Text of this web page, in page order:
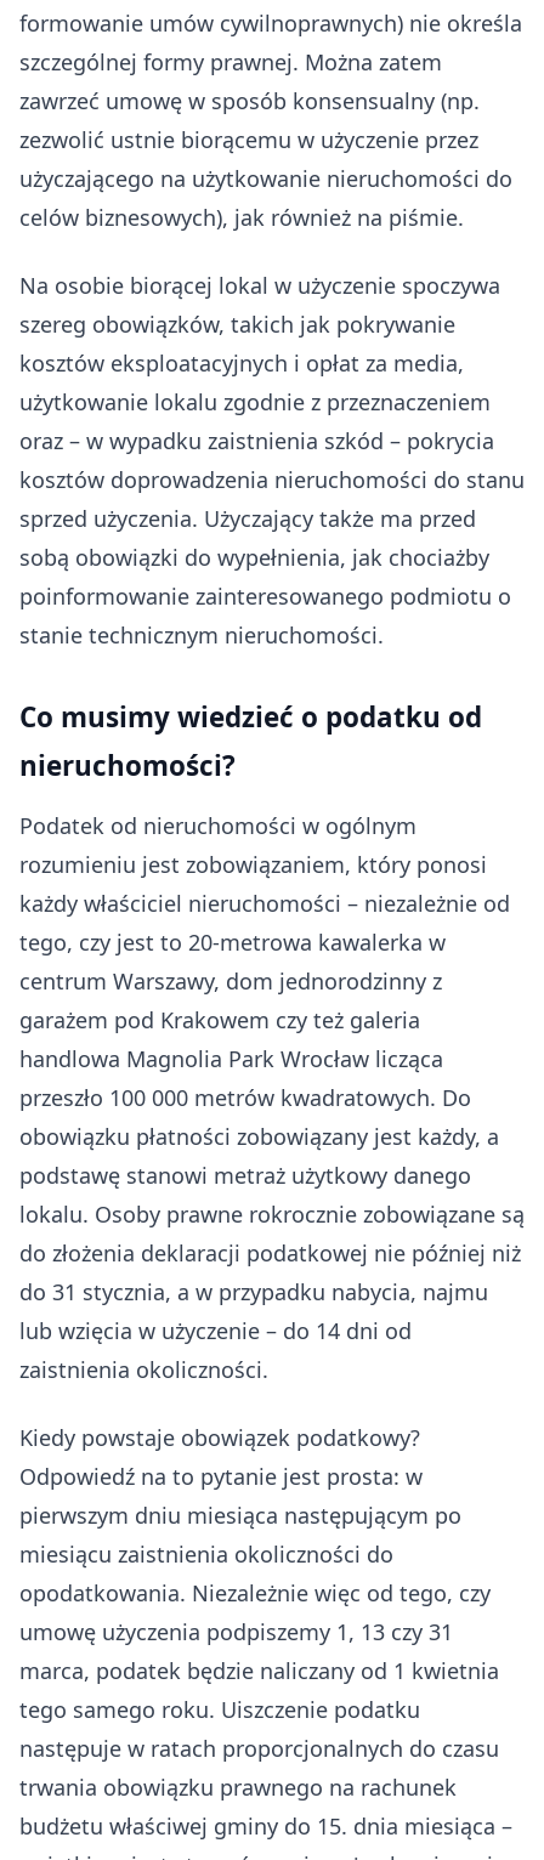
formowanie umów cywilnoprawnych) nie określa
szczególnej formy prawnej. Można zatem
zawrzeć umowę w sposób konsensualny (np.
zezwolić ustnie biorącemu w użyczenie przez
użyczającego na użytkowanie nieruchomości do
celów biznesowych), jak również na piśmie.
Na osobie biorącej lokal w użyczenie spoczywa
szereg obowiązków, takich jak pokrywanie
kosztów eksploatacyjnych i opłat za media,
użytkowanie lokalu zgodnie z przeznaczeniem
oraz – w wypadku zaistnienia szkód – pokrycia
kosztów doprowadzenia nieruchomości do stanu
sprzed użyczenia. Użyczający także ma przed
sobą obowiązki do wypełnienia, jak chociażby
poinformowanie zainteresowanego podmiotu o
stanie technicznym nieruchomości.
Co musimy wiedzieć o podatku od
nieruchomości?
Podatek od nieruchomości w ogólnym
rozumieniu jest zobowiązaniem, który ponosi
każdy właściciel nieruchomości – niezależnie od
tego, czy jest to 20-metrowa kawalerka w
centrum Warszawy, dom jednorodzinny z
garażem pod Krakowem czy też galeria
handlowa Magnolia Park Wrocław licząca
przeszło 100 000 metrów kwadratowych. Do
obowiązku płatności zobowiązany jest każdy, a
podstawę stanowi metraż użytkowy danego
lokalu. Osoby prawne rokrocznie zobowiązane są
do złożenia deklaracji podatkowej nie później niż
do 31 stycznia, a w przypadku nabycia, najmu
lub wzięcia w użyczenie – do 14 dni od
zaistnienia okoliczności.
Kiedy powstaje obowiązek podatkowy?
Odpowiedź na to pytanie jest prosta: w
pierwszym dniu miesiąca następującym po
miesiącu zaistnienia okoliczności do
opodatkowania. Niezależnie więc od tego, czy
umowę użyczenia podpiszemy 1, 13 czy 31
marca, podatek będzie naliczany od 1 kwietnia
tego samego roku. Uiszczenie podatku
następuje w ratach proporcjonalnych do czasu
trwania obowiązku prawnego na rachunek
budżetu właściwej gminy do 15. dnia miesiąca –